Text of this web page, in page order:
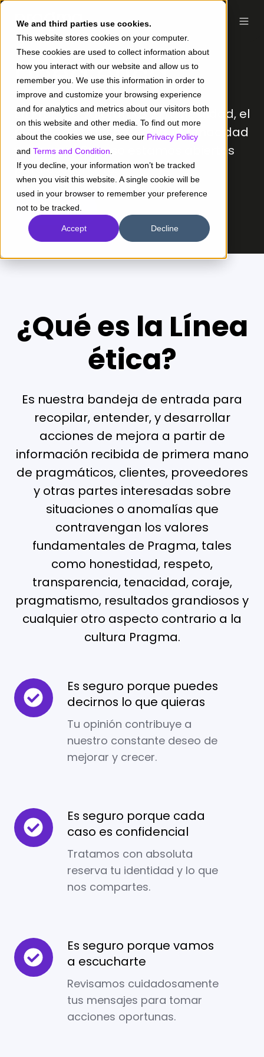
We and third parties use cookies.
This website stores cookies on your computer.
These cookies are used to collect information about
how you interact with our website and allow us to
remember you. We use this information in order to
improve and customize your browsing experience
and for analytics and metrics about our visitors both
on this website and other media. To find out more
about the cookies we use, see our Privacy Policy
and Terms and Condition
If you decline, your information won’t be tracked
when you visit this website. A single cookie will be
used in your browser to remember your preference
not to be tracked.
Accept Decline
Línea ética
En Pragma valoramos la honestidad, el
respeto, la transparencia, la tenacidad
y el coraje. Por eso estamos abiertos
para escucharte.
Hablemos
¿Qué es la Línea
ética?
Es nuestra bandeja de entrada para
recopilar, entender, y desarrollar
acciones de mejora a partir de
información recibida de primera mano
de pragmáticos, clientes, proveedores
y otras partes interesadas sobre
situaciones o anomalías que
contravengan los valores
fundamentales de Pragma, tales
como honestidad, respeto,
transparencia, tenacidad, coraje,
pragmatismo, resultados grandiosos y
cualquier otro aspecto contrario a la
cultura Pragma.
Es seguro porque puedes
decirnos lo que quieras
Tu opinión contribuye a
nuestro constante deseo de
mejorar y crecer.
Es
seguro
porque
Es seguro porque cada
caso es confidencial
Tratamos con absoluta
reserva tu identidad y lo que
nos compartes.
Es
seguro
porque
Es seguro porque vamos
a escucharte
Revisamos cuidadosamente
tus mensajes para tomar
acciones oportunas.
Es
seguro
porque